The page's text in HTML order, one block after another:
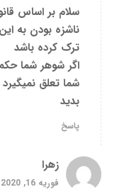
سلام بر اساس
ناشزه بودن به
ترک کرده باشد
اگر شوهر شما
شما تعلق
بدید
پاسخ
زهرا
فوریه 16, 2020 11:01 ق.ظ